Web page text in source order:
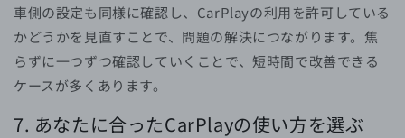
車側の設定も同様に確認し、CarPlayの利用を許可している
かどうかを見直すことで、問題の解決につながります。焦
らずに一つずつ確認していくことで、短時間で改善できる
ケースが多くあります。
7. あなたに合ったCarPlayの使い方を選ぶ